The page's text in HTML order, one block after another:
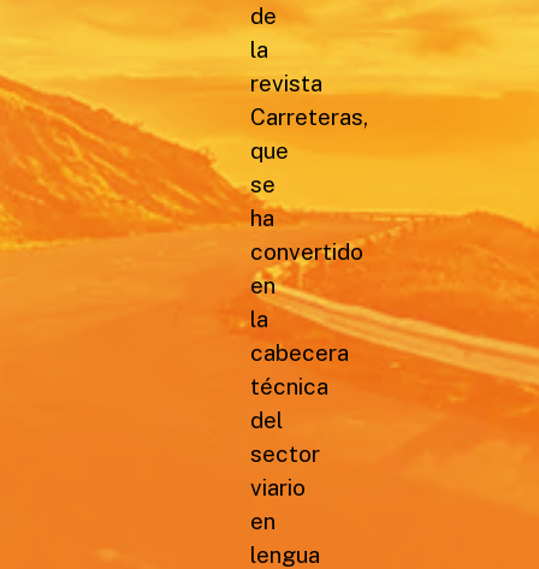
de
la
revista
Carreteras,
que
se
ha
convertido
en
la
cabecera
técnica
del
sector
viario
en
lengua